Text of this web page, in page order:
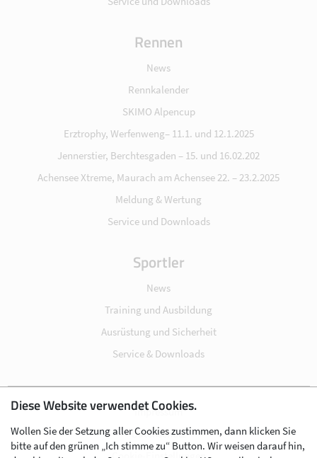
Rennen
News
Rennkalender
SKIMO Alpencup
Erztrophy, Werfenweng– 11.1. und 12.1.2025
Jennerstier, Berchtesgaden – 15. und 16.02.202
Achensee Xtreme, Maurach am Achensee 22. – 23.2.2025
Meldung & Wertung
Service und Downloads
Sportler
News
Training und Ausbildung
Ausrüstung und Sicherheit
Service & Downloads
Impressum
Datenschutz
Diese Website verwendet Cookies.
Wollen Sie der Setzung aller Cookies zustimmen, dann klicken Sie
bitte auf den grünen „Ich stimme zu“ Button. Wir weisen darauf hin,